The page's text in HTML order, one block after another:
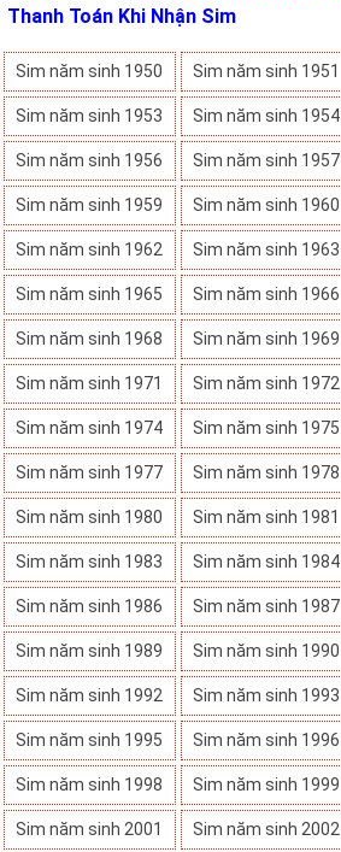
Thanh Toán Khi Nhận Sim
Sim năm sinh 1950 Sim năm sinh 1951
Sim năm sinh 1953 Sim năm sinh 1954
Sim năm sinh 1956 Sim năm sinh 1957
Sim năm sinh 1959 Sim năm sinh 1960
Sim năm sinh 1962 Sim năm sinh 1963
Sim năm sinh 1965 Sim năm sinh 1966
Sim năm sinh 1968 Sim năm sinh 1969
Sim năm sinh 1971 Sim năm sinh 1972
Sim năm sinh 1974 Sim năm sinh 1975
Sim năm sinh 1977 Sim năm sinh 1978
Sim năm sinh 1980 Sim năm sinh 1981
Sim năm sinh 1983 Sim năm sinh 1984
Sim năm sinh 1986 Sim năm sinh 1987
Sim năm sinh 1989 Sim năm sinh 1990
Sim năm sinh 1992 Sim năm sinh 1993
Sim năm sinh 1995 Sim năm sinh 1996
Sim năm sinh 1998 Sim năm sinh 1999
Sim năm sinh 2001 Sim năm sinh 2002